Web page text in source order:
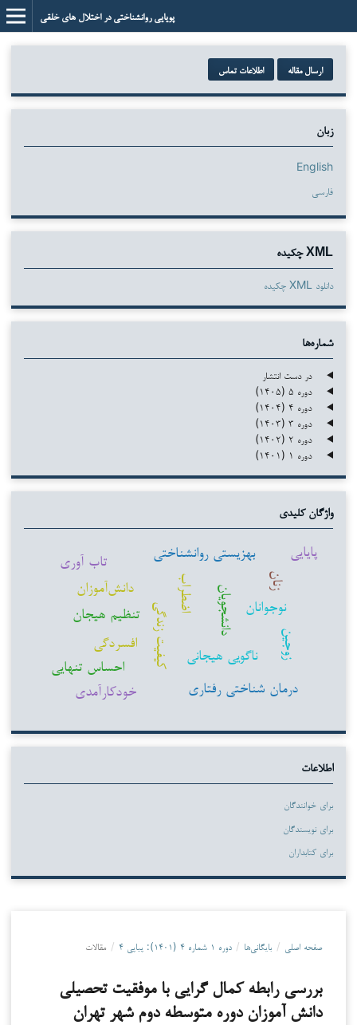
پویایی روانشناختی در اختلال های خلقی
ارسال مقاله اطلاعات تماس
زبان
English
فارسی
XML چکیده
دانلود XML چکیده
شماره‌ها
در دست انتشار
دوره ۵ (۱۴۰۵)
دوره ۴ (۱۴۰۴)
دوره ۳ (۱۴۰۳)
دوره ۲ (۱۴۰۲)
دوره ۱ (۱۴۰۱)
واژگان کلیدی
اضطراب دانشجویان کیفیت زندگی نوجوانان
افسردگی
بهزیستی روانشناختی
دانش‌آموزان
زنان
تنظیم هیجان
درمان شناختی رفتاری
ناگویی هیجانی
احساس تنهایی
زوجین
تاب آوری
خودکارآمدی
پایایی
اطلاعات
برای خوانندگان
برای نویسندگان
برای کتابداران
صفحه اصلی / بایگانی‌ها / دوره ۱ شماره ۴ (۱۴۰۱): پیاپی ۴ / مقالات
بررسی رابطه کمال گرایی با موفقیت تحصیلی
دانش آموزان دوره متوسطه دوم شهر تهران